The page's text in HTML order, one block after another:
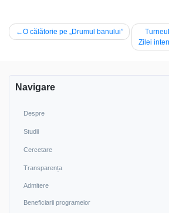
Navigare
O călătorie pe „Drumul banului”
Zilei
Navigare
Despre
Studii
Cercetare
Transparența
Admitere
Beneficiarii programelor